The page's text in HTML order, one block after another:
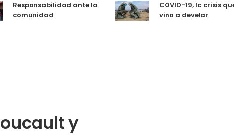
Responsabilidad ante la
comunidad
COVID-19, la crisis que
vino a develar
y